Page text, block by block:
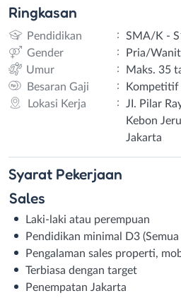
Ringkasan
Pendidikan :
SMA/K -
Gender
:
Pria/
Umur
:
Maks. 35
Besaran Gaji
:
Kompetitif
Lokasi Kerja
:
JI. Pilar
Kebon
Jakarta
Syarat Pekerjaan
Sales
Laki-laki atau perempuan
Pendidikan minimal D3 (Semua
Pengalaman sales properti,
Terbiasa dengan target
Penempatan Jakarta